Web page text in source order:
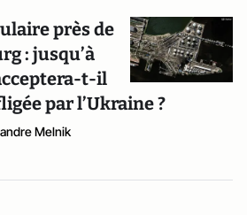
près de
: jusqu’à
t-il
par l’Ukraine ?
Melnik